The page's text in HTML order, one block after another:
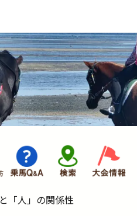
「人」の関係性